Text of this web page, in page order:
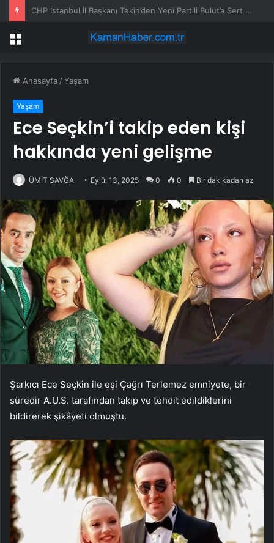
Rusya Başbakan Yardımcısı: Benzin ihracatı yasağını yıl sonuna kadar uzatacağız
Menü
Anasayfa /Yaşam
Yaşam
Ece Seçkin’i takip eden kişi
hakkında yeni gelişme
ÜMİT SAVĞA Eylül 13, 2025 0 0 Bir dakikadan az
Şarkıcı Ece Seçkin ile eşi Çağrı Terlemez emniyete, bir
süredir A.U.S. tarafından takip ve tehdit edildiklerini
bildirerek şikâyeti olmuştu.